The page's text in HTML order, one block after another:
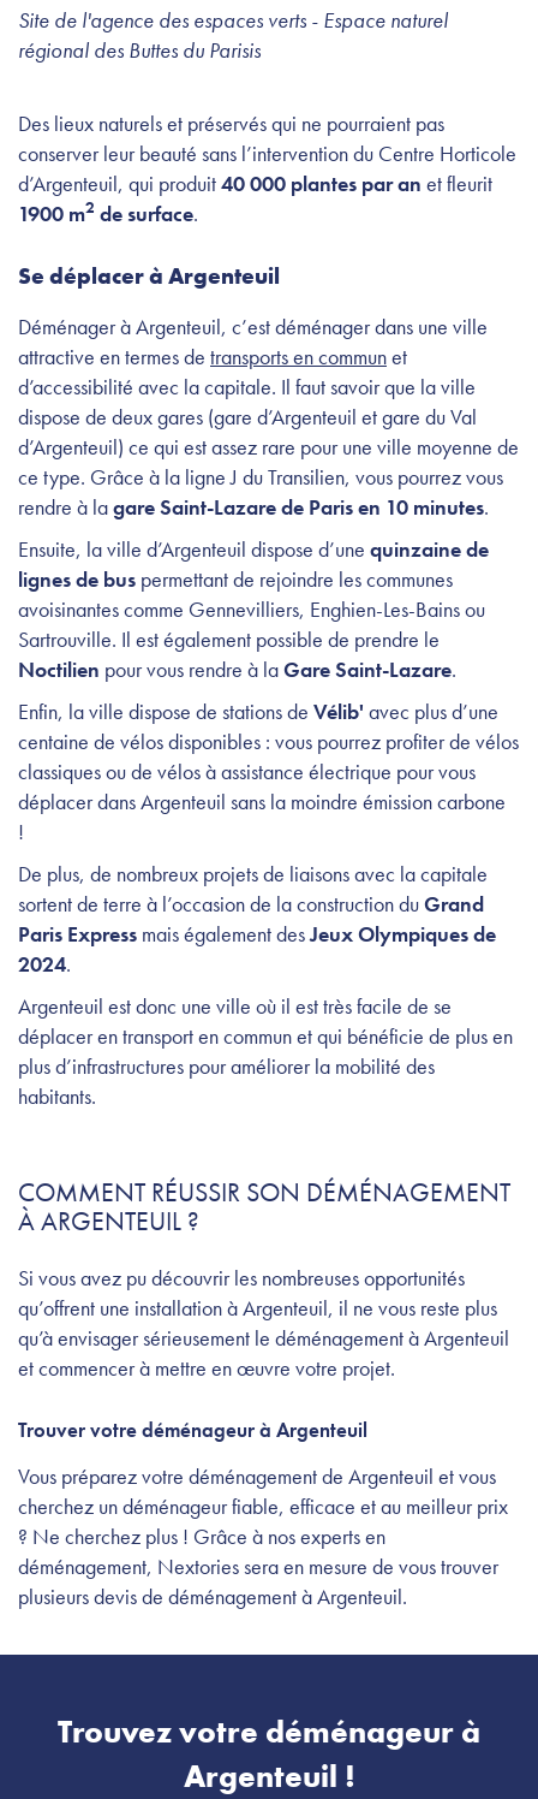
Site de l'agence des espaces verts - Espace naturel
régional des Buttes du Parisis
Des lieux naturels et préservés qui ne pourraient pas
conserver leur beauté sans l’intervention du Centre Horticole
d’Argenteuil, qui produit40 000 plantes par an et fleurit
1900 m2 de surface.
Se déplacer à Argenteuil
Déménager à Argenteuil, c’est déménager dans une ville
attractive en termes de transports en communet
d’accessibilité avec la capitale. Il faut savoir que la ville
dispose de deux gares (gare d’Argenteuil et gare du Val
d’Argenteuil) ce qui est assez rare pour une ville moyenne de
ce type. Grâce à la ligne J du Transilien, vous pourrez vous
rendre à lagare Saint-Lazare de Paris en 10 minutes.
Ensuite, la ville d’Argenteuil dispose d’une quinzaine de
lignes de bus permettant de rejoindre les communes
avoisinantes comme Gennevilliers, Enghien-Les-Bains ou
Sartrouville. Il est également possible de prendre le
Noctilien pour vous rendre à laGare Saint-Lazare.
Enfin, la ville dispose de stations de Vélib' avec plus d’une
centaine de vélos disponibles : vous pourrez profiter de vélos
classiques ou de vélos à assistance électrique pour vous
déplacer dans Argenteuil sans la moindre émission carbone
!
De plus, de nombreux projets de liaisons avec la capitale
sortent de terre à l’occasion de la construction duGrand
Paris Express mais également desJeux Olympiques de
2024.
Argenteuil est donc une ville où il est très facile de se
déplacer en transport en commun et qui bénéficie de plus en
plus d’infrastructures pour améliorer la mobilité des
habitants.
COMMENT RÉUSSIR SON DÉMÉNAGEMENT
À ARGENTEUIL ?
Si vous avez pu découvrir les nombreuses opportunités
qu’offrent une installation à Argenteuil, il ne vous reste plus
qu’à envisager sérieusement le déménagement à Argenteuil
et commencer à mettre en œuvre votre projet.
Trouver votre déménageur à Argenteuil
Vous préparez votre déménagement de Argenteuil et vous
cherchez un déménageur fiable, efficace et au meilleur prix
? Ne cherchez plus ! Grâce à nos experts en
déménagement, Nextories sera en mesure de vous trouver
plusieurs devis de déménagement à Argenteuil.
Trouvez votre déménageur à
Argenteuil !